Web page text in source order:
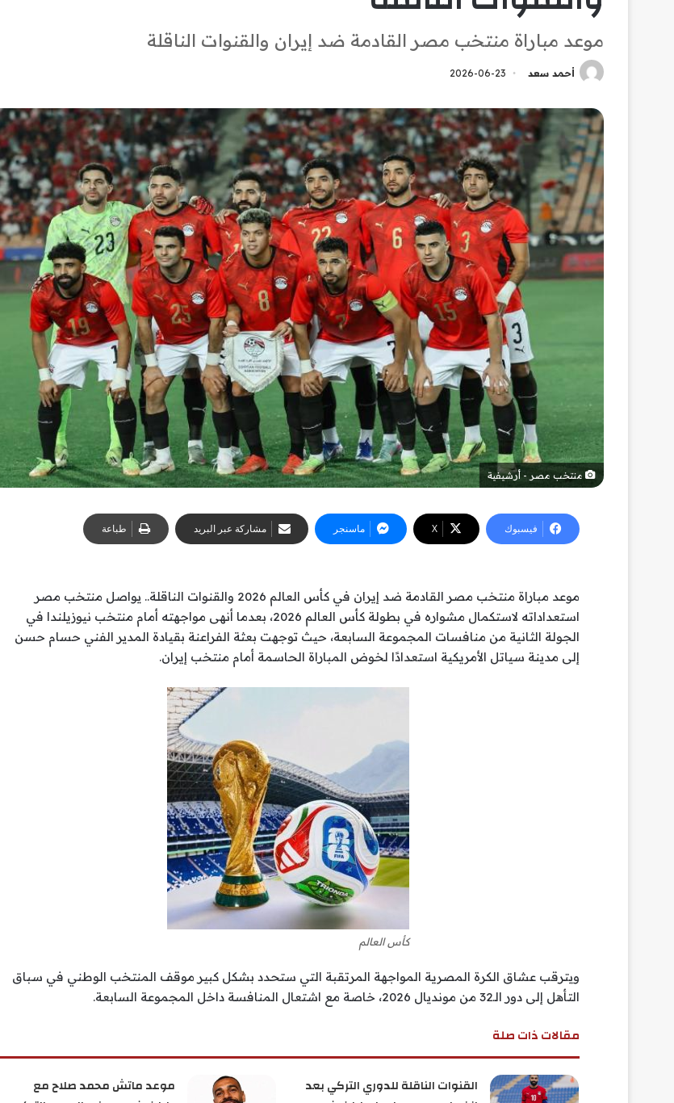
موعد مباراة منتخب مصر القادمة ضد إيران والقنوات الناقلة
أحمد سعد 2026-06-23
منتخب مصر - أرشيفية
فيسبوك ‫X ماسنجر مشاركة عبر البريد طباعة
موعد مباراة منتخب مصر القادمة ضد إيران في كأس العالم 2026 والقنوات الناقلة.. يواصل منتخب مصر
استعداداته لاستكمال مشواره في بطولة كأس العالم 2026، بعدما أنهى مواجهته أمام منتخب نيوزيلندا في
الجولة الثانية من منافسات المجموعة السابعة، حيث توجهت بعثة الفراعنة بقيادة المدير الفني حسام حسن
إلى مدينة سياتل الأمريكية استعدادًا لخوض المباراة الحاسمة أمام منتخب إيران.
كأس العالم
ويترقب عشاق الكرة المصرية المواجهة المرتقبة التي ستحدد بشكل كبير موقف المنتخب الوطني في سباق
التأهل إلى دور الـ32 من مونديال 2026، خاصة مع اشتعال المنافسة داخل المجموعة السابعة.
مقالات ذات صلة
القنوات الناقلة للدوري التركي بعد
موعد ماتش محمد صلاح مع